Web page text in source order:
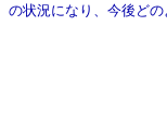
の状況になり、今後ど